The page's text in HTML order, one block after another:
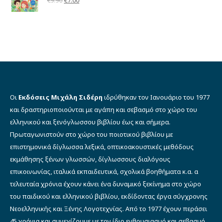
με5.00από 5
Οι Εκδόσεις Μιχάλη Σιδέρη ιδρύθηκαν τον Ιανουάριο του 1977
και δραστηριοποιούνται με αγάπη και σεβασμό στο χώρο του
ελληνικού και ξενόγλωσσου βιβλίου έως και σήμερα.
Πρωταγωνιστούν στο χώρο του ποιοτικού βιβλίου με
επιστημονικά δίγλωσσα λεξικά, οπτικοακουστικές μεθόδους
εκμάθησης ξένων γλωσσών, δίγλωσσους διαλόγους
επικοινωνίας, ιταλικά εκπαιδευτικά, σχολικά βοηθήματα κ.α. α
τελευταία χρόνια έχουν κάνει ένα δυναμικό ξεκίνημα στο χώρο
του παιδικού και ελληνικού βιβλίου, εκδίδοντας έργα σύγχρονης
Νεοελληνικής και Ξένης Λογοτεχνίας. Από το 1977 έχουν περάσει